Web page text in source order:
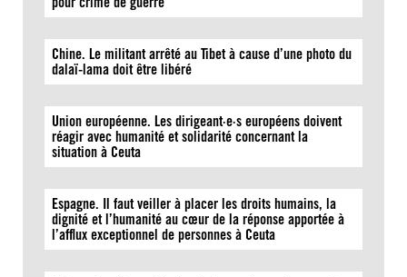
Chine. Le militant arrêté au Tibet à cause d’une photo du
dalaï-lama doit être libéré
Union européenne. Les dirigeant·e·s européens doivent
réagir avec humanité et solidarité concernant la
situation à Ceuta
Espagne. Il faut veiller à placer les droits humains, la
dignité et l’humanité au cœur de la réponse apportée à
l’afflux exceptionnel de personnes à Ceuta